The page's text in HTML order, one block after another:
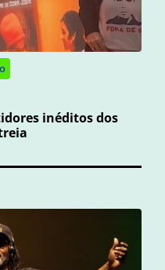
inéditos dos